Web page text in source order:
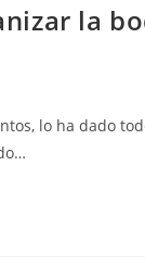
la
lo ha dado